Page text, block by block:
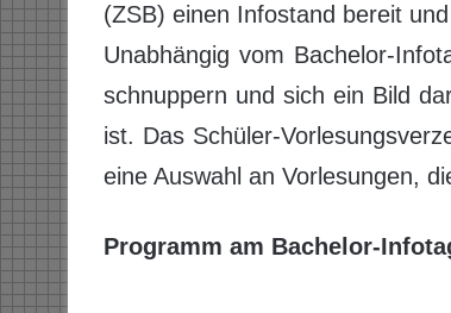
(ZSB) einen Infostand bereit
Unabhängig vom Bachelor-
schnuppern und sich ein Bild
ist. Das Schüler-
eine Auswahl an Vorlesungen,
Programm am Bachelor-